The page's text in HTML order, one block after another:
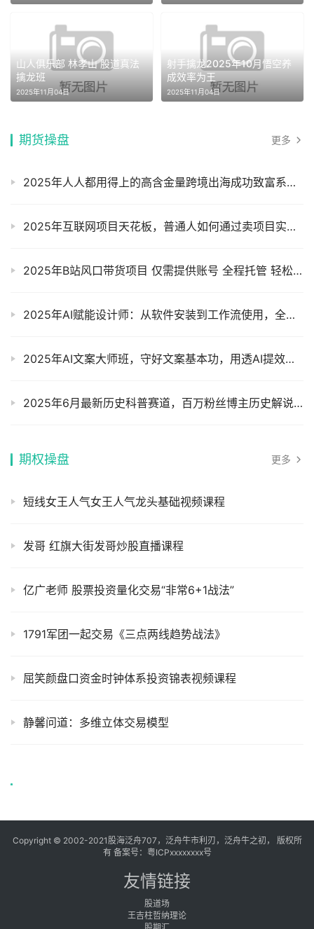
山人俱乐部 林孝山 股道真法
擒龙班
2025年11月04日
射手擒龙2025年10月悟空养
成效率为王
2025年11月04日
期货操盘 更多
2025年人人都用得上的高含金量跨境出海成功致富系统课程摄影摄像
2025年互联网项目天花板，普通人如何通过卖项目实现逆风翻盘，月入5W＋！摄影摄像
2025年B站风口带货项目 仅需提供账号 全程托管 轻松月入1w+摄影摄像
2025年AI赋能设计师：从软件安装到工作流使用，全方位提升职场硬实力摄影摄像
2025年AI文案大师班，守好文案基本功，用透AI提效能，给你讲透AI文案获客变现摄影摄像
2025年6月最新历史科普赛道，百万粉丝博主历史解说同款课程，伙伴计划高单价赛道摄影摄像
期权操盘 更多
短线女王人气女王人气龙头基础视频课程
发哥 红旗大街发哥炒股直播课程
亿广老师 股票投资量化交易“非常6+1战法”
1791军团一起交易《三点两线趋势战法》
屈笑颜盘口资金时钟体系投资锦表视频课程
静馨问道：多维立体交易模型
Copyright © 2002-2021股海泛舟707，泛舟牛市利刃，泛舟牛之初， 版权所
有 备案号： 粤ICPxxxxxxxx号
友情链接
股道场
王吉柱哲纳理论